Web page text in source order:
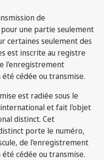
de
une partie seulement
certaines seulement des
est inscrite au registre
l'enregistrement
cédée ou transmise.
est radiée sous le
et fait l'objet
distinct. Cet
porte le numéro,
de l'enregistrement
cédée ou transmise.